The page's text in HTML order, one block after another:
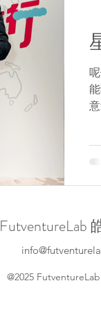
FutventureLab
@2025 FutventureLab